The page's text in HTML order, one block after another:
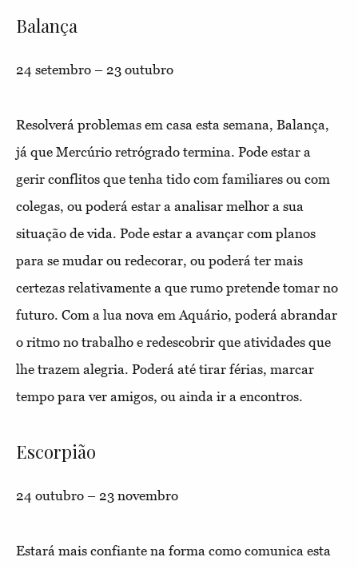
Balança
24 setembro – 23 outubro
Resolverá problemas em casa esta semana, Balança,
já que Mercúrio retrógrado termina. Pode estar a
gerir conflitos que tenha tido com familiares ou com
colegas, ou poderá estar a analisar melhor a sua
situação de vida. Pode estar a avançar com planos
para se mudar ou redecorar, ou poderá ter mais
certezas relativamente a que rumo pretende tomar no
futuro. Com a lua nova em Aquário, poderá abrandar
o ritmo no trabalho e redescobrir que atividades que
lhe trazem alegria. Poderá até tirar férias, marcar
tempo para ver amigos, ou ainda ir a encontros.
Escorpião
24 outubro – 23 novembro
Estará mais confiante na forma como comunica esta